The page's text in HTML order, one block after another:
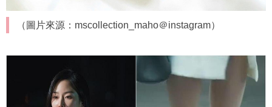
（圖片來源：mscollection_maho＠instagram）